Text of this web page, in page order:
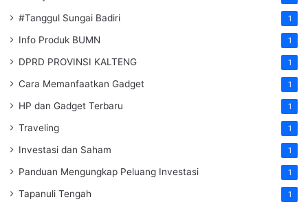
#Tanggul Sungai Badiri 1
Info Produk BUMN 1
DPRD PROVINSI KALTENG 1
Cara Memanfaatkan Gadget 1
HP dan Gadget Terbaru 1
Traveling 1
Investasi dan Saham 1
Panduan Mengungkap Peluang Investasi 1
Tapanuli Tengah 1